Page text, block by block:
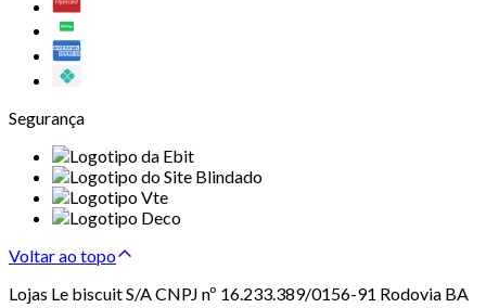
Segurança
Voltar ao topo
Lojas Le biscuit S/A CNPJ nº 16.233.389/0156-91 Rodovia BA